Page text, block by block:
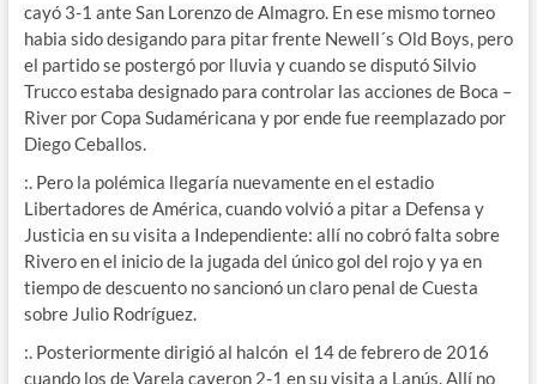
cayó 3-1 ante San Lorenzo de Almagro. En ese mismo torneo
habia sido desigando para pitar frente Newell´s Old Boys, pero
el partido se postergó por lluvia y cuando se disputó Silvio
Trucco estaba designado para controlar las acciones de Boca –
River por Copa Sudaméricana y por ende fue reemplazado por
Diego Ceballos.
:. Pero la polémica llegaría nuevamente en el estadio
Libertadores de América, cuando volvió a pitar a Defensa y
Justicia en su visita a Independiente: allí no cobró falta sobre
Rivero en el inicio de la jugada del único gol del rojo y ya en
tiempo de descuento no sancionó un claro penal de Cuesta
sobre Julio Rodríguez.
:. Posteriormente dirigió al halcón el 14 de febrero de 2016
cuando los de Varela cayeron 2-1 en su visita a Lanús. Allí no